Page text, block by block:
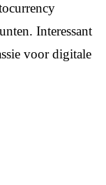
Interessant
voor digitale